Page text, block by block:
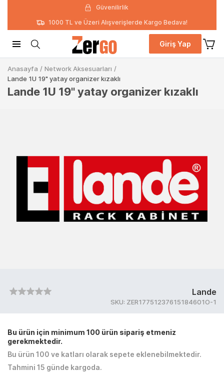
Güvenilirlik
1000 TL ve Üzeri Alışverişlerde Kargo Bedava!
Giriş Yap
Anasayfa / Network Aksesuarları /
Lande 1U 19" yatay organizer kızaklı
Lande 1U 19" yatay organizer kızaklı
Lande
SKU: ZER17751237615184601O-1
Bu ürün için minimum 100 ürün sipariş etmeniz
gerekmektedir.
Bu ürün 100 ve katları olarak sepete eklenebilmektedir.
Tahmini 15 günde kargoda.